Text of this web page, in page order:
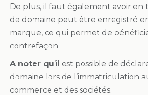
De plus, il faut également avoir en
de domaine peut être enregistré
marque, ce qui permet de
contrefaçon.
A noter qu’il est possible de
domaine lors de l’immatriculation
commerce et des sociétés.